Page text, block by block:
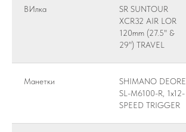
ВИлка
SR SUNTOUR
XCR32 AIR LOR
120mm (27.5" &
29") TRAVEL
Манетки
SHIMANO DEORE
SL-M6100-R, 1x12-
SPEED TRIGGER